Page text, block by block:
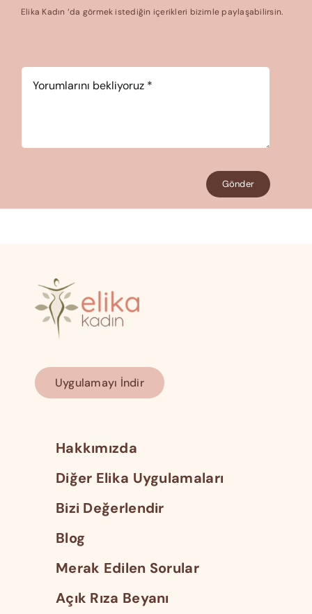
Elika Kadın ‘da görmek istediğin içerikleri bizimle paylaşabilirsin.
Gönder
Uygulamayı İndir
Hakkımızda
Diğer Elika Uygulamaları
Bizi Değerlendir
Blog
Merak Edilen Sorular
Açık Rıza Beyanı